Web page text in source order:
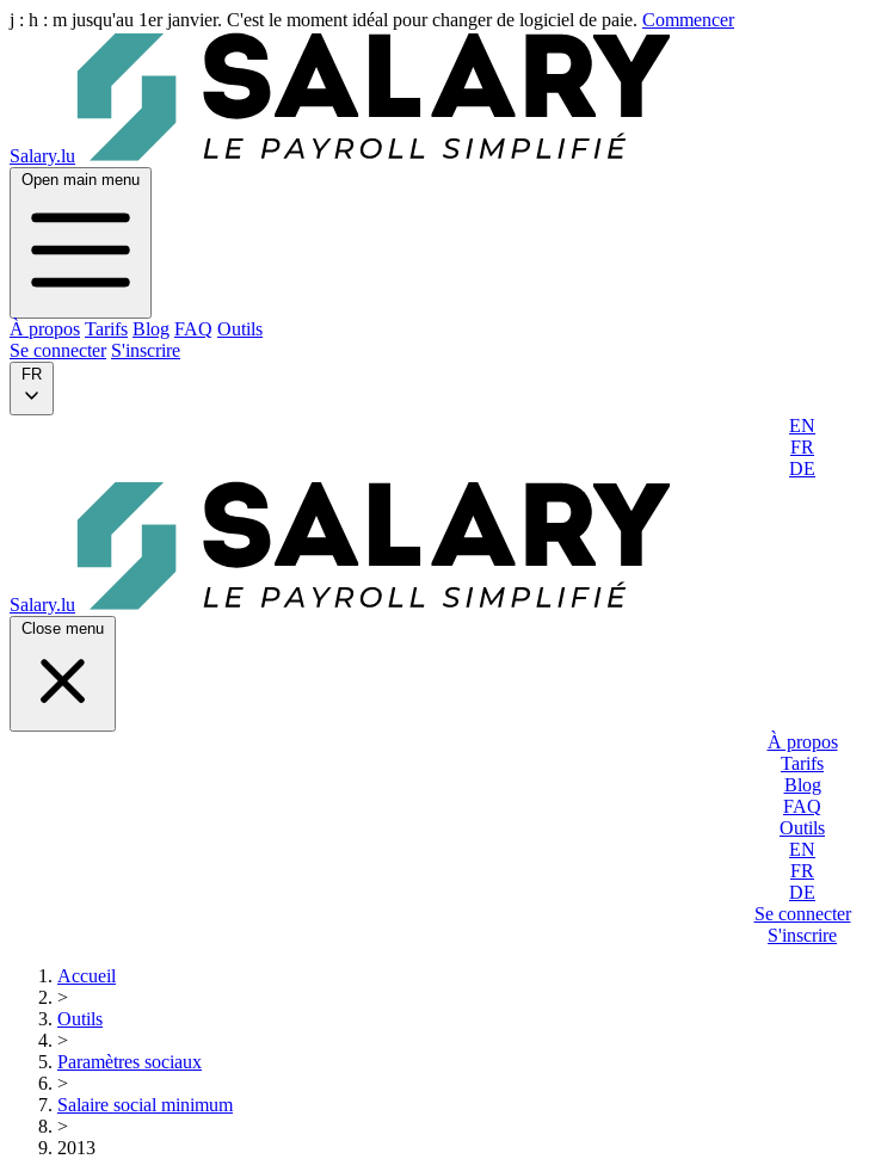
j : h : m jusqu'au 1er janvier. C'est le moment idéal pour changer de logiciel de paie. Commencer
Salary.lu
Open main menu
À propos Tarifs Blog FAQ Outils
Se connecter S'inscrire
FR
EN
FR
DE
Salary.lu
Close menu
À propos
Tarifs
Blog
FAQ
Outils
EN
FR
DE
Se connecter
S'inscrire
Accueil
>
Outils
>
Paramètres sociaux
>
Salaire social minimum
>
2013